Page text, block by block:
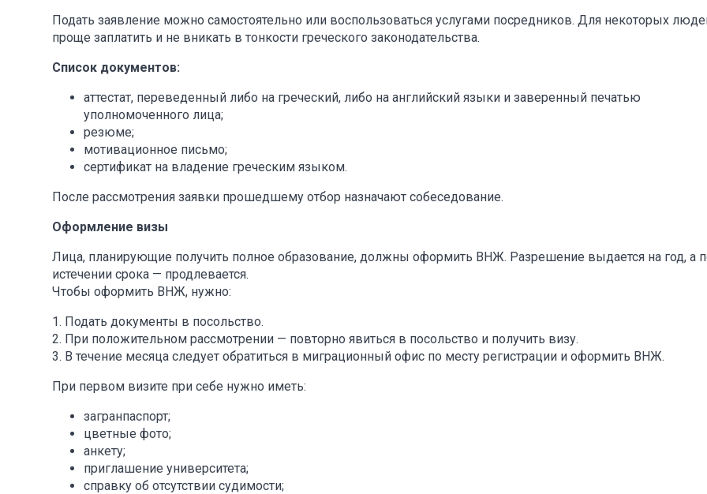
Подать заявление можно самостоятельно или воспользоваться услугами посредников. Для некоторых
проще заплатить и не вникать в тонкости греческого законодательства.
Список документов:
аттестат, переведенный либо на греческий, либо на английский языки и заверенный печатью
уполномоченного лица;
резюме;
мотивационное письмо;
сертификат на владение греческим языком.
После рассмотрения заявки прошедшему отбор назначают собеседование.
Оформление визы
Лица, планирующие получить полное образование, должны оформить ВНЖ. Разрешение выдается на год, а
истечении срока — продлевается.
Чтобы оформить ВНЖ, нужно:
1. Подать документы в посольство.
2. При положительном рассмотрении — повторно явиться в посольство и получить визу.
3. В течение месяца следует обратиться в миграционный офис по месту регистрации и оформить ВНЖ.
При первом визите при себе нужно иметь:
загранпаспорт;
цветные фото;
анкету;
приглашение университета;
справку об отсутствии судимости;